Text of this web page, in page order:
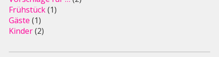
Frühstück(1)
Gäste (1)
Kinder(2)